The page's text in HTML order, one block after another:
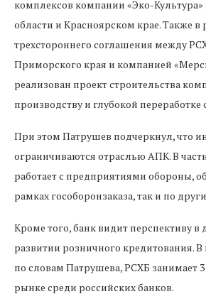
комплексов компании «Эко-
области и Красноярском крае. Также в
трехстороннего соглашения между
Приморского края и компанией
реализован проект строительства
производству и глубокой
При этом Патрушев подчеркнул, что
ограничиваются отраслью АПК. В
работает с предприятиями обороны,
рамках гособоронзаказа, так и по
Кроме того, банк видит перспективу
развитии розничного кредитования.
по словам Патрушева, РСХБ занимает
рынке среди российских банков.